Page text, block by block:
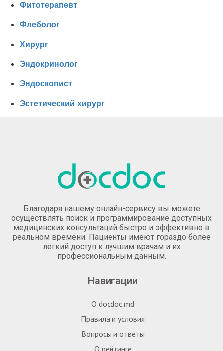
Фитотерапевт
Флеболог
Хирург
Эндокринолог
Эндоскопист
Эстетический хирург
Благодаря нашему онлайн-сервису вы можете
осуществлять поиск и программирование доступных
медицинских консультаций быстро и эффективно в
реальном времени. Пациенты имеют гораздо более
легкий доступ к лучшим врачам и их
профессиональным данным.
Навигации
О docdoc.md
Правила и условия
Вопросы и ответы
О рейтинге